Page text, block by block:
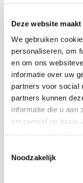
Deze website
We gebruiken
personaliseren, om
en om ons
informatie over uw
partners voor social
partners kunnen
informatie die u aan
verzameld op basis
Noodzakelijk
Categories
Watches
Jewellery
Wedding rings
PRE-OWNED
Maatwerk